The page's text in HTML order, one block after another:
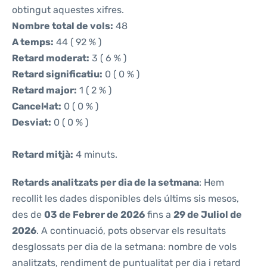
obtingut aquestes xifres.
Nombre total de vols: 48
A temps: 44 ( 92 % )
Retard moderat: 3 ( 6 % )
Retard significatiu: 0 ( 0 % )
Retard major: 1 ( 2 % )
Cancel·lat: 0 ( 0 % )
Desviat: 0 ( 0 % )
Retard mitjà: 4 minuts.
Retards analitzats per dia de la setmana: Hem
recollit les dades disponibles dels últims sis mesos,
des de 03 de Febrer de 2026 fins a 29 de Juliol de
2026. A continuació, pots observar els resultats
desglossats per dia de la setmana: nombre de vols
analitzats, rendiment de puntualitat per dia i retard